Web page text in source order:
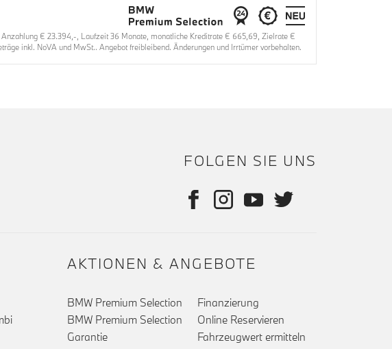
€ 23.394,-, Laufzeit 36 Monate, monatliche Kreditrate € 665,69, Zielrate €
inkl. NoVA und MwSt.. Angebot freibleibend. Änderungen und Irrtümer vorbehalten.
FOLGEN SIE UNS
AKTIONEN & ANGEBOTE
BMW Premium Selection
BMW Premium Selection
Garantie
Finanzierung
Online Reservieren
Fahrzeugwert ermitteln